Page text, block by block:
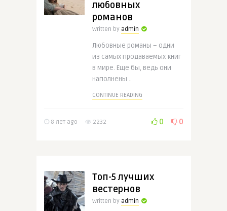
любовных
романов
Written by admin
Любовные романы – одни
из самых продаваемых книг
в мире. Еще бы, ведь они
наполнены ..
CONTINUE READING
8 лет ago 2232 0 0
Топ-5 лучших
вестернов
Written by admin